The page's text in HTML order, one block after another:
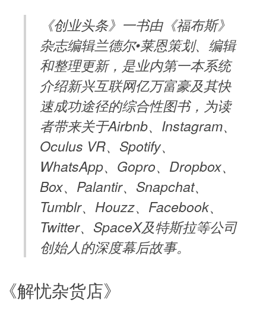
《创业头条》一书由《福布斯》
杂志编辑兰德尔•莱恩策划、编辑
和整理更新，是业内第一本系统
介绍新兴互联网亿万富豪及其快
速成功途径的综合性图书，为读
者带来关于Airbnb、Instagram、
Oculus VR、Spotify、
WhatsApp、Gopro、Dropbox、
Box、Palantir、Snapchat、
Tumblr、Houzz、Facebook、
Twitter、SpaceX及特斯拉等公司
创始人的深度幕后故事。
《解忧杂货店》